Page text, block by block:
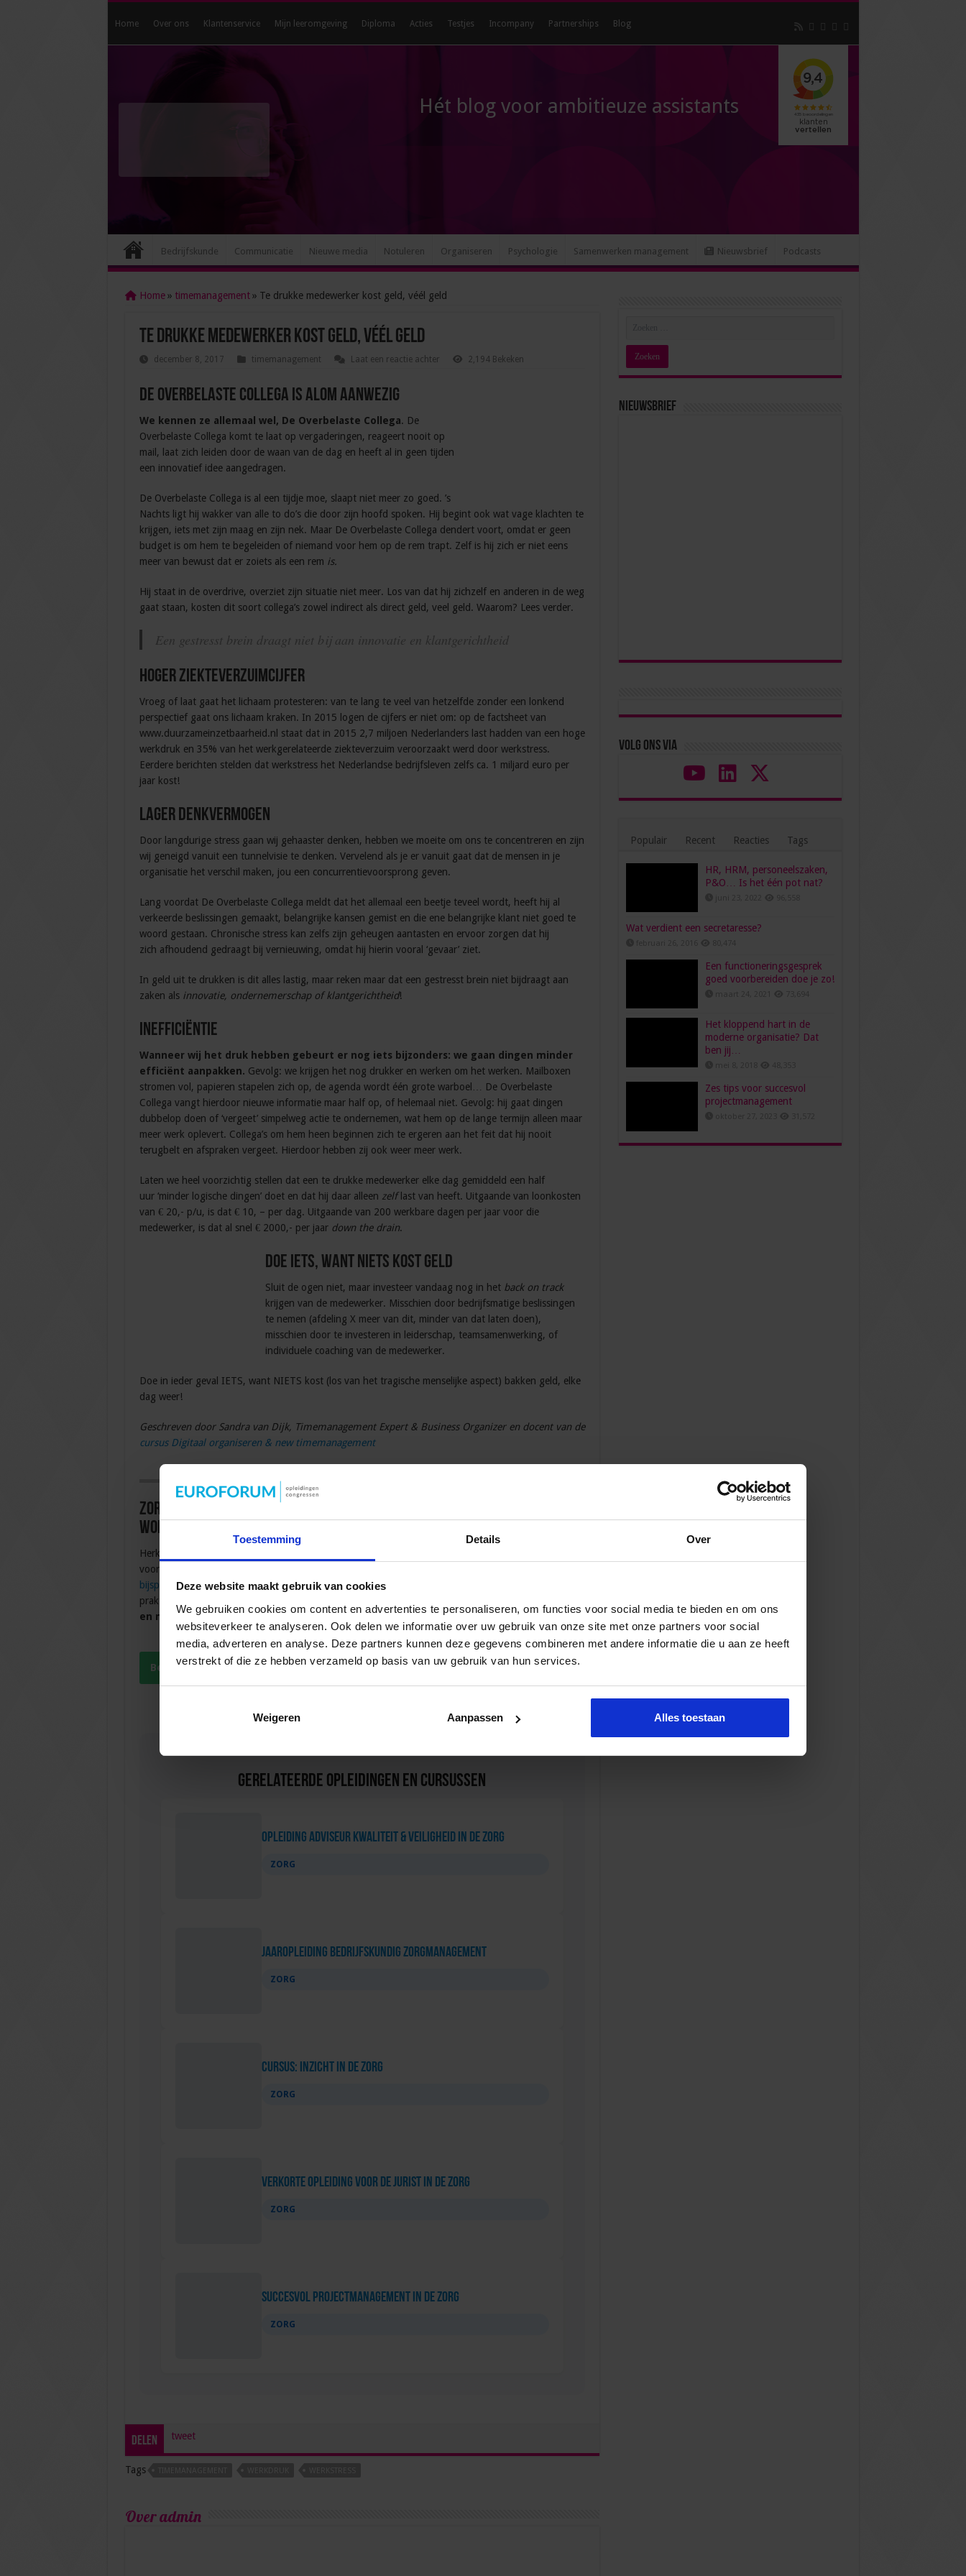
Toestemming Details Over
Deze website maakt gebruik van cookies
We gebruiken cookies om content en advertenties te personaliseren, om functies voor social media te bieden en om ons
websiteverkeer te analyseren. Ook delen we informatie over uw gebruik van onze site met onze partners voor social
media, adverteren en analyse. Deze partners kunnen deze gegevens combineren met andere informatie die u aan ze heeft
verstrekt of die ze hebben verzameld op basis van uw gebruik van hun services.
Weigeren Aanpassen Alles toestaan
Home Over ons Klantenservice Mijn leeromgeving Diploma Acties Testjes Incompany Partnerships Blog
Hét blog voor ambitieuze assistants
Bedrijfskunde Communicatie Nieuwe media Notuleren Organiseren Psychologie Samenwerken management Nieuwsbrief Podcasts
Home » timemanagement » Te drukke medewerker kost geld, véél geld
Te drukke medewerker kost geld, véél geld
december 8, 2017 timemanagement Laat een reactie achter 2,194 Bekeken
De Overbelaste Collega is alom aanwezig
We kennen ze allemaal wel, De Overbelaste Collega. De
Overbelaste Collega komt te laat op vergaderingen, reageert nooit op
mail, laat zich leiden door de waan van de dag en heeft al in geen tijden
een innovatief idee aangedragen.
De Overbelaste Collega is al een tijdje moe, slaapt niet meer zo goed. ’s
Nachts ligt hij wakker van alle to do’s die door zijn hoofd spoken. Hij begint ook wat vage klachten te
krijgen, iets met zijn maag en zijn nek. Maar De Overbelaste Collega dendert voort, omdat er geen
budget is om hem te begeleiden of niemand voor hem op de rem trapt. Zelf is hij zich er niet eens
meer van bewust dat er zoiets als een rem is.
Hij staat in de overdrive, overziet zijn situatie niet meer. Los van dat hij zichzelf en anderen in de weg
gaat staan, kosten dit soort collega’s zowel indirect als direct geld, veel geld. Waarom? Lees verder.
Een gestresst brein draagt niet bij aan innovatie en klantgerichtheid
Hoger ziekteverzuimcijfer
Vroeg of laat gaat het lichaam protesteren: van te lang te veel van hetzelfde zonder een lonkend
perspectief gaat ons lichaam kraken. In 2015 logen de cijfers er niet om: op de factsheet van
www.duurzameinzetbaarheid.nl staat dat in 2015 2,7 miljoen Nederlanders last hadden van een hoge
werkdruk en 35% van het werkgerelateerde ziekteverzuim veroorzaakt werd door werkstress.
Eerdere berichten stelden dat werkstress het Nederlandse bedrijfsleven zelfs ca. 1 miljard euro per
jaar kost!
Lager denkvermogen
Door langdurige stress gaan wij gehaaster denken, hebben we moeite om ons te concentreren en zijn
wij geneigd vanuit een tunnelvisie te denken. Vervelend als je er vanuit gaat dat de mensen in je
organisatie het verschil maken, jou een concurrentievoorsprong geven.
Lang voordat De Overbelaste Collega meldt dat het allemaal een beetje teveel wordt, heeft hij al
verkeerde beslissingen gemaakt, belangrijke kansen gemist en die ene belangrijke klant niet goed te
woord gestaan. Chronische stress kan zelfs zijn geheugen aantasten en ervoor zorgen dat hij
zich afhoudend gedraagt bij vernieuwing, omdat hij hierin vooral ‘gevaar’ ziet.
In geld uit te drukken is dit alles lastig, maar reken maar dat een gestresst brein niet bijdraagt aan
zaken als innovatie, ondernemerschap of klantgerichtheid!
Inefficiëntie
Wanneer wij het druk hebben gebeurt er nog iets bijzonders: we gaan dingen minder
efficiënt aanpakken. Gevolg: we krijgen het nog drukker en werken om het werken. Mailboxen
stromen vol, papieren stapelen zich op, de agenda wordt één grote warboel… De Overbelaste
Collega vangt hierdoor nieuwe informatie maar half op, of helemaal niet. Gevolg: hij gaat dingen
dubbelop doen of ‘vergeet’ simpelweg actie te ondernemen, wat hem op de lange termijn alleen maar
meer werk oplevert. Collega’s om hem heen beginnen zich te ergeren aan het feit dat hij nooit
terugbelt en afspraken vergeet. Hierdoor hebben zij ook weer meer werk.
Laten we heel voorzichtig stellen dat een te drukke medewerker elke dag gemiddeld een half
uur ‘minder logische dingen’ doet en dat hij daar alleen zelflast van heeft. Uitgaande van loonkosten
van € 20,- p/u, is dat € 10, – per dag. Uitgaande van 200 werkbare dagen per jaar voor die
medewerker, is dat al snel € 2000,- per jaar down the drain.
Doe iets, want niets kost geld
Sluit de ogen niet, maar investeer vandaag nog in het back on track
krijgen van de medewerker. Misschien door bedrijfsmatige beslissingen
te nemen (afdeling X meer van dit, minder van dat laten doen),
misschien door te investeren in leiderschap, teamsamenwerking, of
individuele coaching van de medewerker.
Doe in ieder geval IETS, want NIETS kost (los van het tragische menselijke aspect) bakken geld, elke
dag weer!
Geschreven door Sandra van Dijk, Timemanagement Expert & Business Organizer en docent van de
cursus Digitaal organiseren & new timemanagement
Zorg dat jij niet de Overbelaste Collega
wordt
Herken jij jezelf (een beetje) in bovenstaande? Of wil je juist
voorkomen dat jij De Overbelaste Collega wordt? Laat je dan
bijspijkeren over de nieuwste timemanagement inzichten
praktische (digitale) handvatten om
en met meer plezierjouw werk uit te voeren.
Bekijk de cursus Digitaal organiseren & new timemanagement
Gerelateerde Opleidingen en Cursussen
Opleiding Adviseur Kwaliteit & Veiligheid in de zorg
ZORG
Jaaropleiding Bedrijfskundig Zorgmanagement
ZORG
Cursus: Inzicht in de Zorg
ZORG
Verkorte opleiding voor de Jurist in de Zorg
ZORG
Succesvol Projectmanagement in de Zorg
ZORG
Delen tweet
Tags
Over admin
Nieuwsbrief
Volg ons via
Populair Recent Reacties Tags
HR, HRM, personeelszaken,
P&O… Is het één pot nat?
Wat verdient een secretaresse?
Een functioneringsgesprek
goed voorbereiden doe je zo!
Het kloppend hart in de
moderne organisatie? Dat
ben jij…
Zes tips voor succesvol
projectmanagement